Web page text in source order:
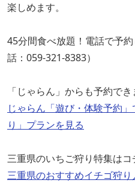
楽しめます。
45分間食べ放題！電話で予
話：059-321-8383）
「じゃらん」からも予約でき
じゃらん「遊び・体験予約
り」プランを見る
三重県のいちご狩り特集は
三重県のおすすめイチゴ狩